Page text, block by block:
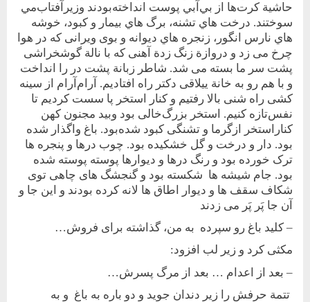
حاشية كرت‌ها از بي‌آبي پوست انداخته‌بودند و‌زير‌آفتاب‌مي
سوختند. درخت هاي تشنه، برگ هاي بيمار و كبود، خوشه
هاي نارس انگور، زنجره هاي ديوانه و بوی ويرانی که در هوا
چرخ می زد و دروازة زنگ زدة آهنی که با نالة گوشخراشی
پشت سر ما بسته می شد. شاطر زبانة پشت در را انداخت
و با هم رو به خانة ييلاقی دکتر راه افتاديم. آرام‌آرام از سينه
کشی راه شنی بالا رفتيم و کنار استخر پا سست کرديم تا
نفس‌تازه کنيم. استخر بزرگ‌خالی بود و‌بيد مجنون کهن
کنار‌استخر از‌گرما و تشنگی کبود شده‌بود. باغ واگذار شده
بود. دار و درخت و گل خشکيده بود. چوب درها و پنجره ها
ترک خورده بود و رنگ درها و ديوارها پوسته پوسته شده
بود. جام شيشه ها شکسته بود و گنجشگ های چاهی توی
شکاف سقف ها و ديوار اطاق ها لانه کرده بودند و اين جا و
آن جا پَر پَر می زدند
– کليد باغ رو سپرده به من، گذاشته برای فروش…
مکثی کرد و زير لب افزود:
– بعد از اعدام … بعد از مرگ پسرش…
تتمة حرفش را زير دندان جويد و دو باره به باغ و به